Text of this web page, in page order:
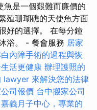
魚是一個艱難而廉價的
殖珊瑚礁的天使魚方面
好的選擇。 在每分鐘
浴。 - 餐會服務 居家
內障手術的過程與恢
活更健康 辦理護照的
lawyer 來解決您的法律
司報價 台中搬家公司
嘉義月子中心，專業的